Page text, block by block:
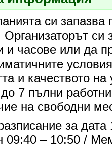
си запазва
Организаторът
и часове или да
и качеството
7 пълни
на свободни
за
09:40 – 10:50 /